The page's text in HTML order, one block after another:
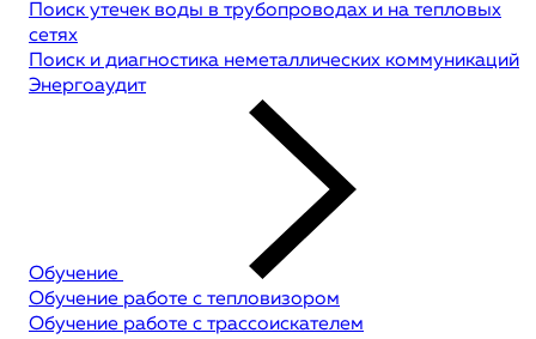
Поиск утечек воды в трубопроводах и на тепловых
сетях
Поиск и диагностика неметаллических коммуникаций
Энергоаудит
Обучение
Обучение работе с тепловизором
Обучение работе с трассоискателем